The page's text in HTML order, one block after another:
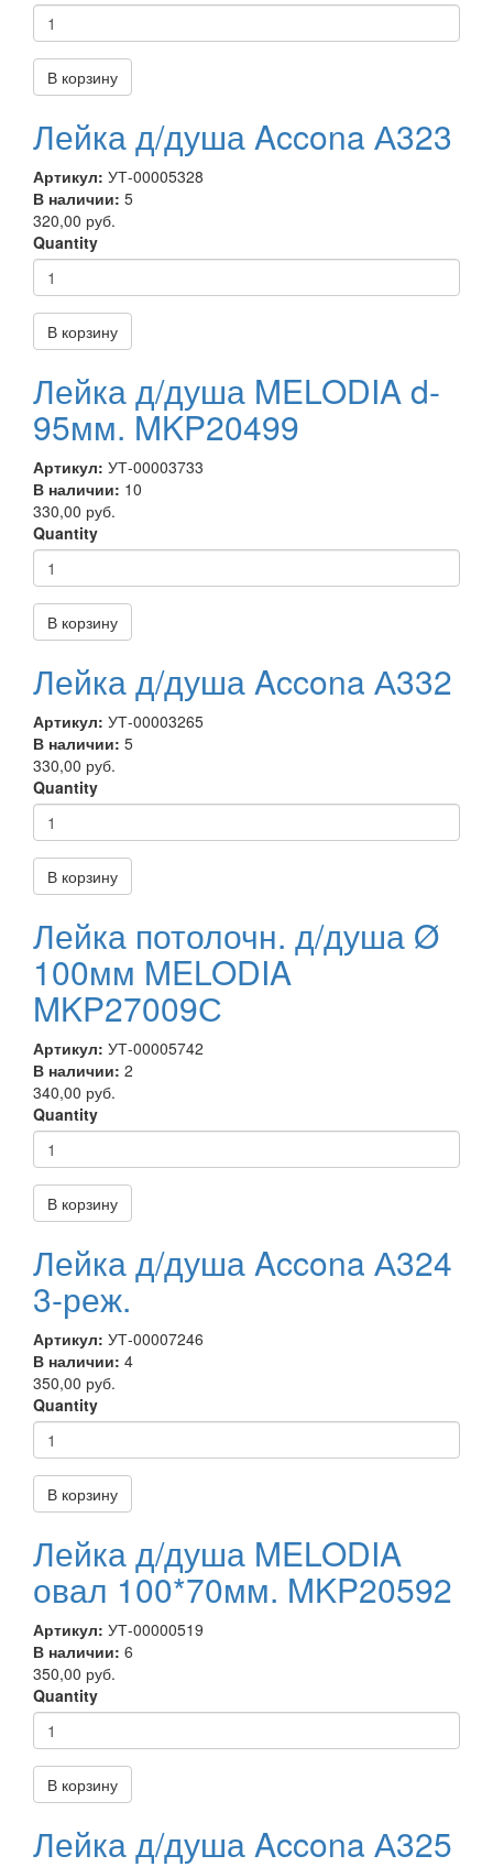
В корзину
Лейка д/душа Accona А323
Артикул: УТ-00005328
В наличии: 5
320,00 руб.
Quantity
В корзину
Лейка д/душа MELODIA d-
95мм. MKP20499
Артикул: УТ-00003733
В наличии: 10
330,00 руб.
Quantity
В корзину
Лейка д/душа Accona А332
Артикул: УТ-00003265
В наличии: 5
330,00 руб.
Quantity
В корзину
Лейка потолочн. д/душа Ø
100мм MELODIA
MKP27009С
Артикул: УТ-00005742
В наличии: 2
340,00 руб.
Quantity
В корзину
Лейка д/душа Accona А324
3-реж.
Артикул: УТ-00007246
В наличии: 4
350,00 руб.
Quantity
В корзину
Лейка д/душа MELODIA
овал 100*70мм. MKP20592
Артикул: УТ-00000519
В наличии: 6
350,00 руб.
Quantity
В корзину
Лейка д/душа Accona А325